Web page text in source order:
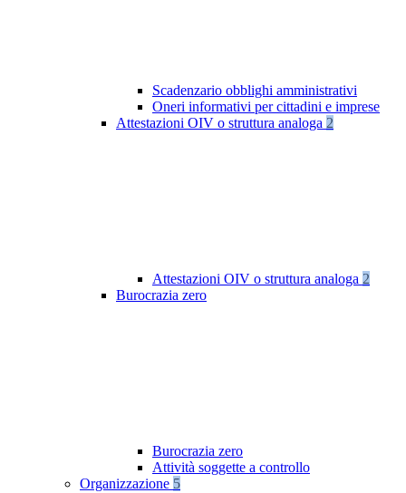
Scadenzario obblighi amministrativi
Oneri informativi per cittadini e imprese
Attestazioni OIV o struttura analoga 2
Attestazioni OIV o struttura analoga 2
Burocrazia zero
Burocrazia zero
Attività soggette a controllo
Organizzazione 5